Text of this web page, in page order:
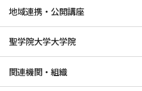
地域連携・公開講座
聖学院大学大学院
関連機関・組織